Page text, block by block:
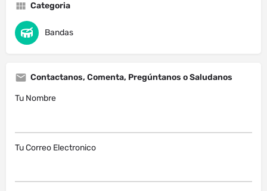
Categoria
Bandas
Contactanos, Comenta, Pregúntanos o Saludanos
Tu Nombre
Tu Correo Electronico